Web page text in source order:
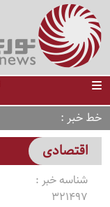
خط خبر
اقتصادی
شناسه خبر :
321497